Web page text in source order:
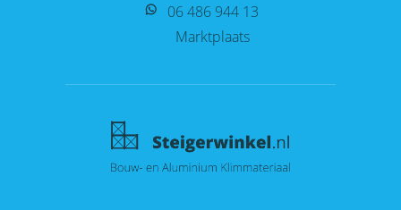
06 486 944 13
Marktplaats